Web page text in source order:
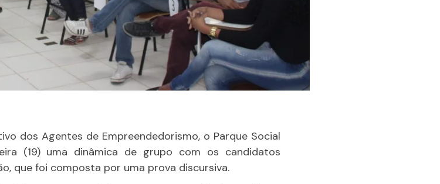
dos Agentes de Empreendedorismo, o Parque Social
(19) uma dinâmica de grupo com os candidatos
que foi composta por uma prova discursiva.